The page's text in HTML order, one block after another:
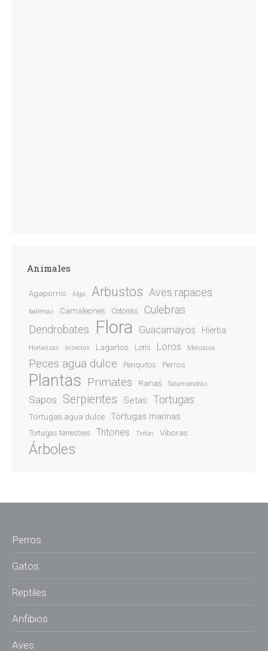
Animales
Agapornis Alga Arbustos Aves rapaces
ballenas Camaleones Cotorras Culebras
Dendrobates Flora Guacamayos Hierba
Hortalizas Insectos Lagartos Loris Loros Moluscos
Peces agua dulce Periquitos Perros
Plantas Primates Ranas Salamandras
Sapos Serpientes Setas Tortugas
Tortugas agua dulce Tortugas marinas
Tortugas terrestres Tritones Tritón Víboras
Árboles
Perros
Gatos
Reptiles
Anfibios
Aves